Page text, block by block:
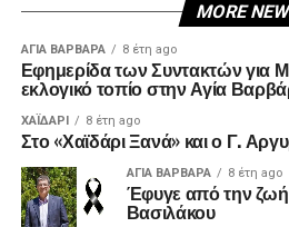
MORE
ΑΓΙΑ ΒΑΡΒΑΡΑ 8 έτη ago
Εφημερίδα των Συντακτών για
εκλογικό τοπίο στην Αγία
ΧΑΪΔΑΡΙ 8 έτη ago
Στο «Χαϊδάρι Ξανά» και ο Γ.
ΑΓΙΑ ΒΑΡΒΑΡΑ 8 έτη ago
Έφυγε από την
Βασιλάκου